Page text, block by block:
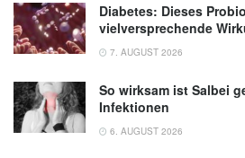
Diabetes: Dieses
vielversprechende
7. AUGUST 2026
So wirksam ist Salbei
Infektionen
6. AUGUST 2026